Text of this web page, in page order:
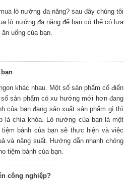
lò nướng đa năng? sau đây chúng tôi
lò nướng đa năng để bạn có thể có lựa
uống của bạn.
khác nhau. Một số sản phẩm cổ điển
sản phẩm có xu hướng mới hơn đang
của bạn đang sản xuất sản phẩm gì thì
là chìa khóa. Lò nướng của bạn là một
bánh của bạn sẽ thực hiện và việc
và năng suất. Hướng dẫn nhanh chóng
tiệm bánh của bạn.
công nghiệp?